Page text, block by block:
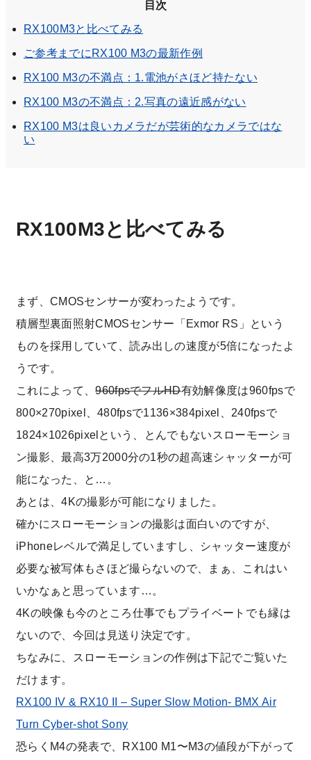
目次
RX100M3と比べてみる
ご参考までにRX100 M3の最新作例
RX100 M3の不満点：1.電池がさほど持たない
RX100 M3の不満点：2.写真の遠近感がない
RX100 M3は良いカメラだが芸術的なカメラではな
い
RX100M3と比べてみる
まず、CMOSセンサーが変わったようです。
積層型裏面照射CMOSセンサー「Exmor RS」という
ものを採用していて、読み出しの速度が5倍になったよ
うです。
これによって、960fpsでフルHD有効解像度は960fpsで
800×270pixel、480fpsで1136×384pixel、240fpsで
1824×1026pixelという、とんでもないスローモーショ
ン撮影、最高3万2000分の1秒の超高速シャッターが可
能になった、と…。
あとは、4Kの撮影が可能になりました。
確かにスローモーションの撮影は面白いのですが、
iPhoneレベルで満足していますし、シャッター速度が
必要な被写体もさほど撮らないので、まぁ、これはい
いかなぁと思っています…。
4Kの映像も今のところ仕事でもプライベートでも縁は
ないので、今回は見送り決定です。
ちなみに、スローモーションの作例は下記でご覧いた
だけます。
RX100 IV & RX10 II – Super Slow Motion- BMX Air
Turn Cyber-shot Sony
恐らくM4の発表で、RX100 M1〜M3の値段が下がって